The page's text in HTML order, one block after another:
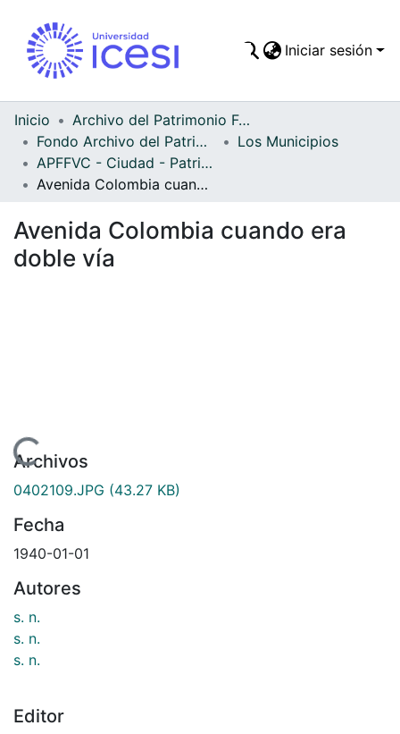
Todo DSpace
Estadísticas
Iniciar sesión
Inicio
Archivo del Patrimonio Fotográfico y Fílmico del Valle del Cauca
Fondo Archivo del Patrimonio Fotográfico y Fílmico del Valle del Cauca
Los Municipios
APFFVC - Ciudad - Patrimonial
Avenida Colombia cuando era doble vía
Avenida Colombia cuando era
doble vía
Cargando...
Archivos
0402109.JPG (43.27 KB)
Fecha
1940-01-01
Autores
s. n.
s. n.
s. n.
Editor